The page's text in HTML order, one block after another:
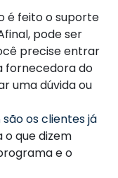
é feito o suporte
pode ser
precise entrar
fornecedora do
uma dúvida ou
os clientes já
o que dizem
e o